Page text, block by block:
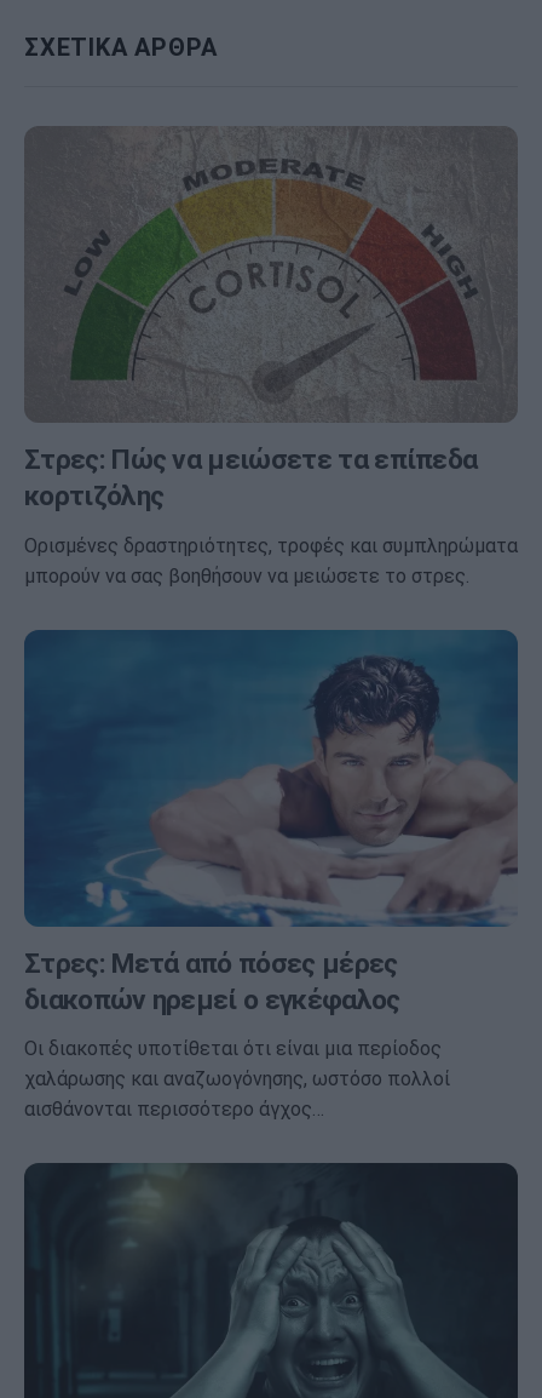
ΣΧΕΤΙΚΑ ΑΡΘΡΑ
Στρες: Πώς να μειώσετε τα επίπεδα
κορτιζόλης
Ορισμένες δραστηριότητες, τροφές και συμπληρώματα
μπορούν να σας βοηθήσουν να μειώσετε το στρες.
Στρες: Μετά από πόσες μέρες
διακοπών ηρεμεί ο εγκέφαλος
Οι διακοπές υποτίθεται ότι είναι μια περίοδος
χαλάρωσης και αναζωογόνησης, ωστόσο πολλοί
αισθάνονται περισσότερο άγχος…